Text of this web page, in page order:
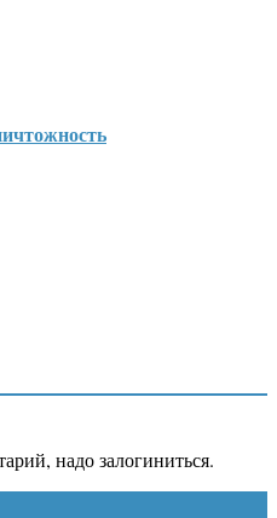
надо залогиниться.